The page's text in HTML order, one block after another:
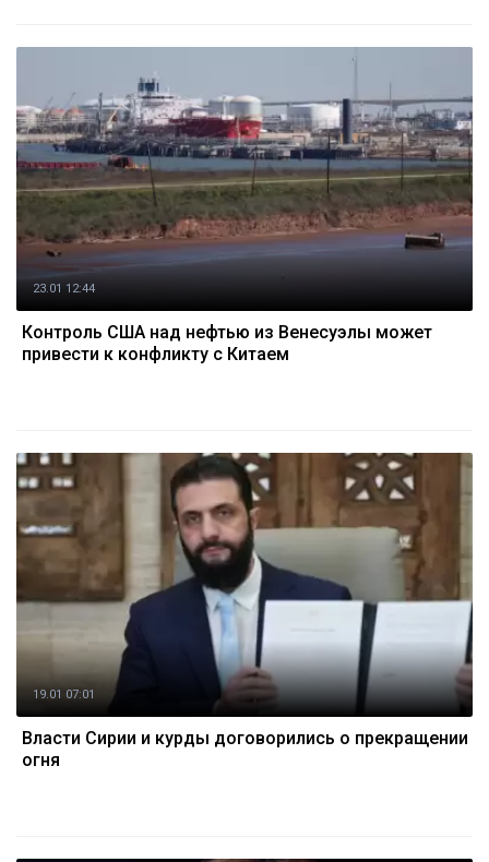
23.01 12:44
Контроль США над нефтью из Венесуэлы может
привести к конфликту с Китаем
19.01 07:01
Власти Сирии и курды договорились о прекращении
огня